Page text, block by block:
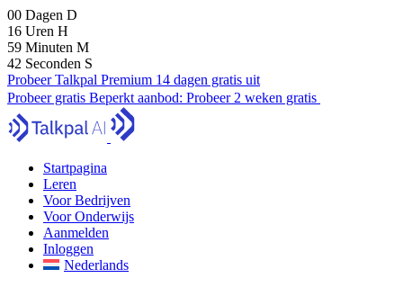
00 Dagen D
16 Uren H
59 Minuten M
41 Seconden S
Probeer Talkpal Premium 14 dagen gratis uit
Probeer gratis Beperkt aanbod: Probeer 2 weken gratis
Startpagina
Leren
Voor Bedrijven
Voor Onderwijs
Aanmelden
Inloggen
Nederlands